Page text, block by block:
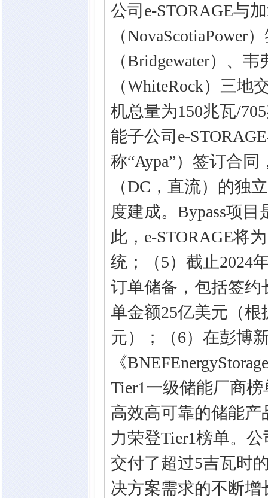
公司e-STORAGE与
（
（Bridgewater）、
（WhiteRock）三
机总量为150兆瓦/
能子公司e-
称“Aypa”）签订合同
（DC，直流）的独
度建成。Bypass项
此，e-STORAGE将
统；（5）截止2024
订单储备，包括签
单金额25亿美元（
元）；（6）在彭博
《
Tier1一级储能厂商
高效高可靠的储能
力荣登Tier1榜单。
交付了超过5吉瓦时
决方案需求的不断